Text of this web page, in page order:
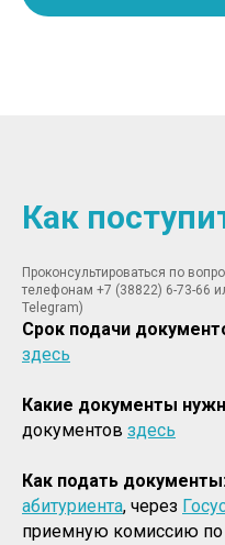
Как
Проконсультироваться по
телефонам +7 (38822) 6-73-66
Telegram)
Срок подачи
здесь
Какие документы
документов здесь
Как подать
абитуриента, через
приемную комиссию по